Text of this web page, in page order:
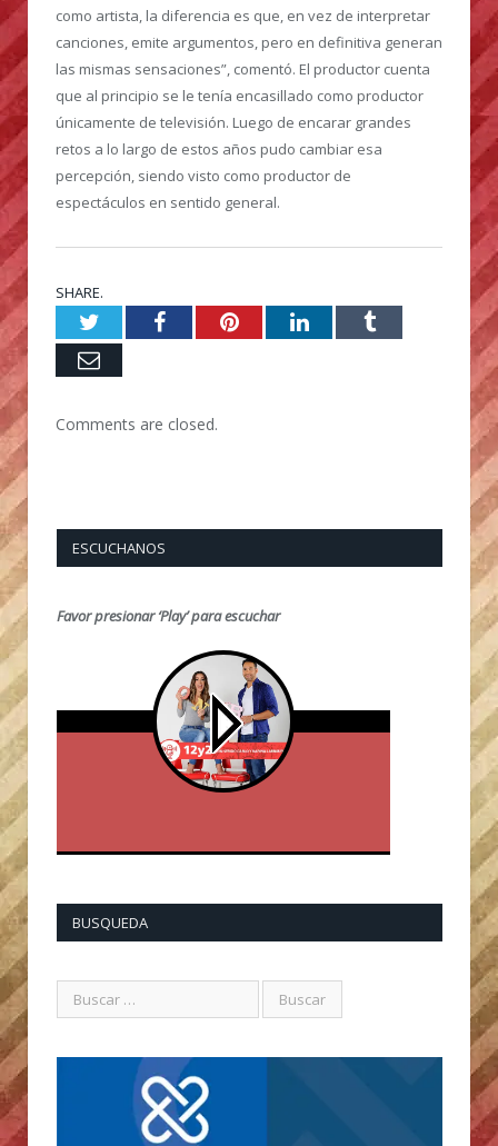
como artista, la diferencia es que, en vez de interpretar
canciones, emite argumentos, pero en definitiva generan
las mismas sensaciones”, comentó. El productor cuenta
que al principio se le tenía encasillado como productor
únicamente de televisión. Luego de encarar grandes
retos a lo largo de estos años pudo cambiar esa
percepción, siendo visto como productor de
espectáculos en sentido general.
SHARE.
TwitterFacebookPinterestLinkedInTumblr
Email
Comments are closed.
ESCUCHANOS
Favor presionar ‘Play’ para escuchar
BUSQUEDA